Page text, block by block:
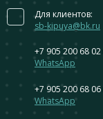
Для клиентов:
sb-kipuya@bk.ru
+7 905 200 68 02
WhatsApp
+7 905 200 68 06
WhatsApp